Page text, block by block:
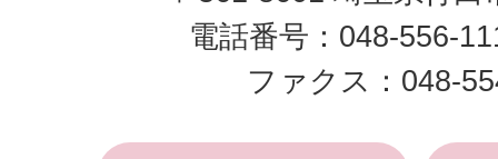
役
所
電話番号：048-556-
ファクス：048-